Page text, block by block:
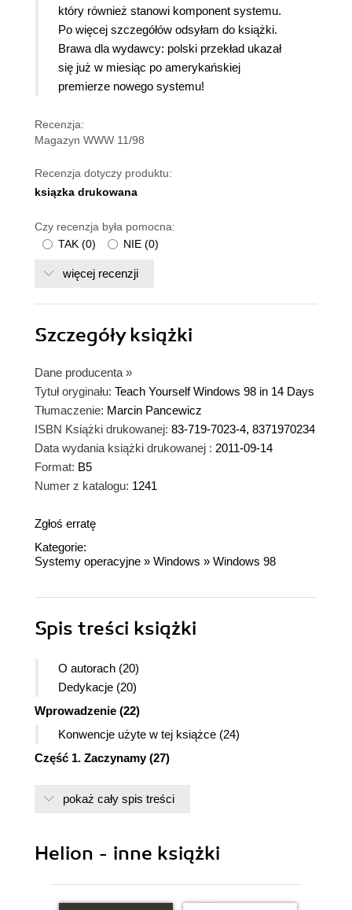
który również stanowi komponent systemu.
Po więcej szczegółów odsyłam do książki.
Brawa dla wydawcy: polski przekład ukazał
się już w miesiąc po amerykańskiej
premierze nowego systemu!
Recenzja:
Magazyn WWW 11/98
Recenzja dotyczy produktu:
ksiązka drukowana
Czy recenzja była pomocna:
TAK (0) NIE (0)
więcej recenzji
Szczegółyksiążki
Dane producenta »
Tytuł oryginału: Teach Yourself Windows 98 in 14 Days
Tłumaczenie: Marcin Pancewicz
ISBN Książki drukowanej: 83-719-7023-4, 8371970234
Data wydania książki drukowanej : 2011-09-14
Format: B5
Numer z katalogu: 1241
Zgłoś erratę
Kategorie:
Systemy operacyjne » Windows » Windows 98
Spis treści książki
O autorach (20)
Dedykacje (20)
Wprowadzenie (22)
Konwencje użyte w tej książce (24)
Część 1. Zaczynamy (27)
Interfejs z pojedynczym kliknięciem (31)
Przeglądanie lokalnych folderów w
postaci stron WWW (31)
Aktywny Pulpit (31)
pokaż cały spis treści
Helion - inne książki